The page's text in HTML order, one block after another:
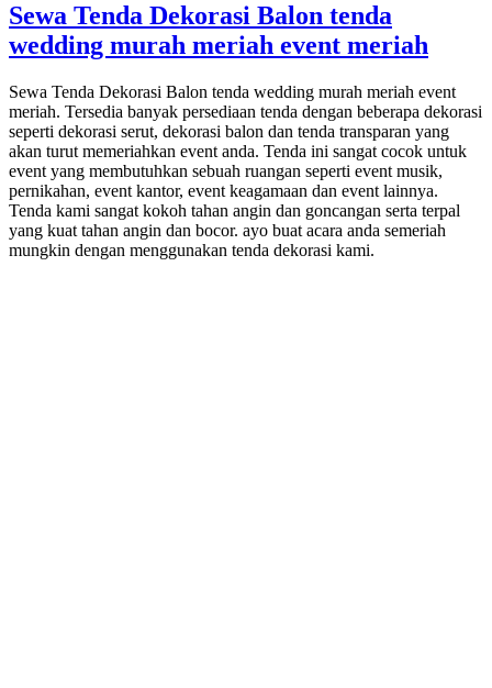
Sewa Tenda Dekorasi Balon tenda
wedding murah meriah event meriah
Sewa Tenda Dekorasi Balon tenda wedding murah meriah event
meriah. Tersedia banyak persediaan tenda dengan beberapa dekorasi
seperti dekorasi serut, dekorasi balon dan tenda transparan yang
akan turut memeriahkan event anda. Tenda ini sangat cocok untuk
event yang membutuhkan sebuah ruangan seperti event musik,
pernikahan, event kantor, event keagamaan dan event lainnya.
Tenda kami sangat kokoh tahan angin dan goncangan serta terpal
yang kuat tahan angin dan bocor. ayo buat acara anda semeriah
mungkin dengan menggunakan tenda dekorasi kami.